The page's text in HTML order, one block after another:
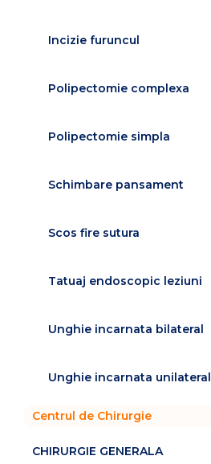
Incizie furuncul
Polipectomie complexa
Polipectomie simpla
Schimbare pansament
Scos fire sutura
Tatuaj endoscopic leziuni
Unghie incarnata bilateral
Unghie incarnata unilateral
Centrul de Chirurgie
CHIRURGIE GENERALA